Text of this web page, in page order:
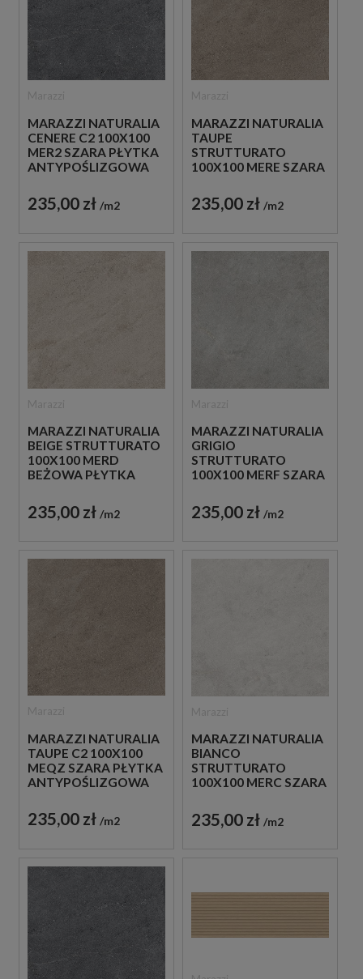
MARAZZI NATURALIA
CENERE C2 100X100
MER2 SZARA PŁYTKA
ANTYPOŚLIZGOWA
235,00 zł m2
MARAZZI NATURALIA
TAUPE
STRUTTURATO
100X100 MERE SZARA
STRUKTURALNA
IMITUJĄCA KAMIEŃ
235,00 zł m2
MARAZZI NATURALIA
BEIGE STRUTTURATO
100X100 MERD
BEŻOWA PŁYTKA
IMITUJĄCA KAMIEŃ
235,00 zł m2
MARAZZI NATURALIA
GRIGIO
STRUTTURATO
100X100 MERF SZARA
STRUKTURALNA
IMITUJĄCA KAMIEŃ
235,00 zł m2
MARAZZI NATURALIA
TAUPE C2 100X100
MEQZ SZARA PŁYTKA
ANTYPOŚLIZGOWA
235,00 zł m2
MARAZZI NATURALIA
BIANCO
STRUTTURATO
100X100 MERC SZARA
STRUKTURALNA
IMITUJĄCA KAMIEŃ
235,00 zł m2